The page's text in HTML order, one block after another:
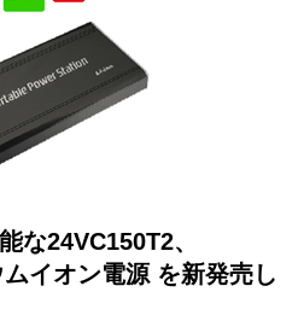
な24VC150T2、
イオン電源 を新発売し